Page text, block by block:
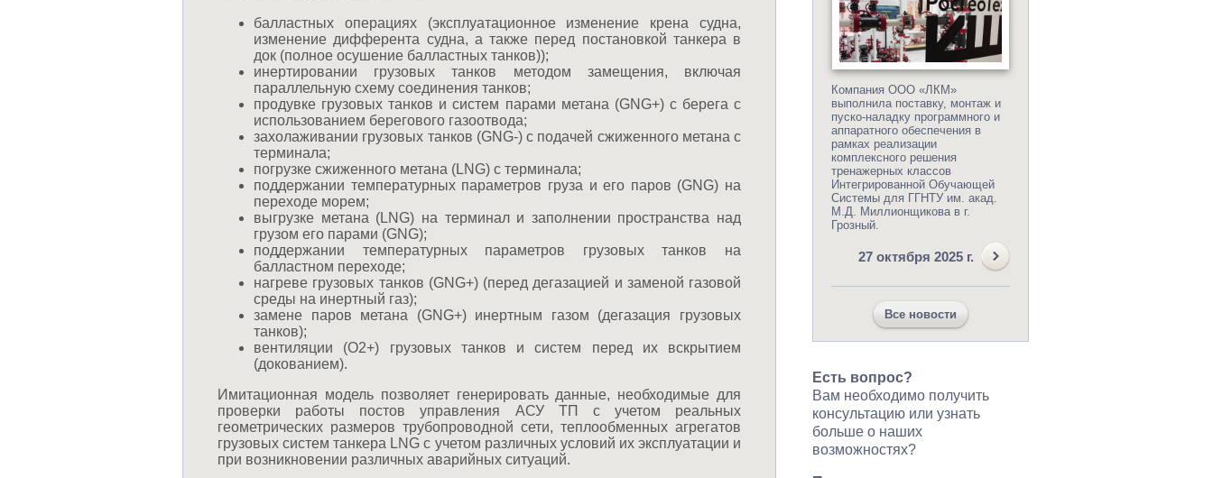
балластных операциях (эксплуатационное изменение крена судна,
изменение дифферента судна, а также перед постановкой танкера в
док (полное осушение балластных танков));
инертировании грузовых танков методом замещения, включая
параллельную схему соединения танков;
продувке грузовых танков и систем парами метана (GNG+) с берега с
использованием берегового газоотвода;
захолаживании грузовых танков (GNG-) с подачей сжиженного метана с
терминала;
погрузке сжиженного метана (LNG) с терминала;
поддержании температурных параметров груза и его паров (GNG) на
переходе морем;
выгрузке метана (LNG) на терминал и заполнении пространства над
грузом его парами (GNG);
поддержании температурных параметров грузовых танков на
балластном переходе;
нагреве грузовых танков (GNG+) (перед дегазацией и заменой газовой
среды на инертный газ);
замене паров метана (GNG+) инертным газом (дегазация грузовых
танков);
вентиляции (О2+) грузовых танков и систем перед их вскрытием
(докованием).
Имитационная модель позволяет генерировать данные, необходимые для
проверки работы постов управления АСУ ТП с учетом реальных
геометрических размеров трубопроводной сети, теплообменных агрегатов
грузовых систем танкера LNG c учетом различных условий их эксплуатации и
при возникновении различных аварийных ситуаций.
Компания ООО «ЛКМ»
выполнила поставку, монтаж и
пуско-наладку программного и
аппаратного обеспечения в
рамках реализации
комплексного решения
тренажерных классов
Интегрированной Обучающей
Системы для ГГНТУ им. акад.
М.Д. Миллионщикова в г.
Грозный.
27 октября 2025 г.
Все новости
Есть вопрос?
Вам необходимо получить
консультацию или узнать
больше о наших
возможностях?